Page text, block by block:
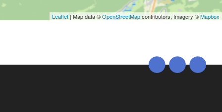
Leaflet | Map data ©OpenStreetMapcontributors, Imagery ©Mapbox